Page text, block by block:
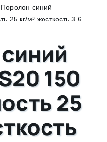
Поролон синий
25 кг/м³ жесткость 3.6
150
25